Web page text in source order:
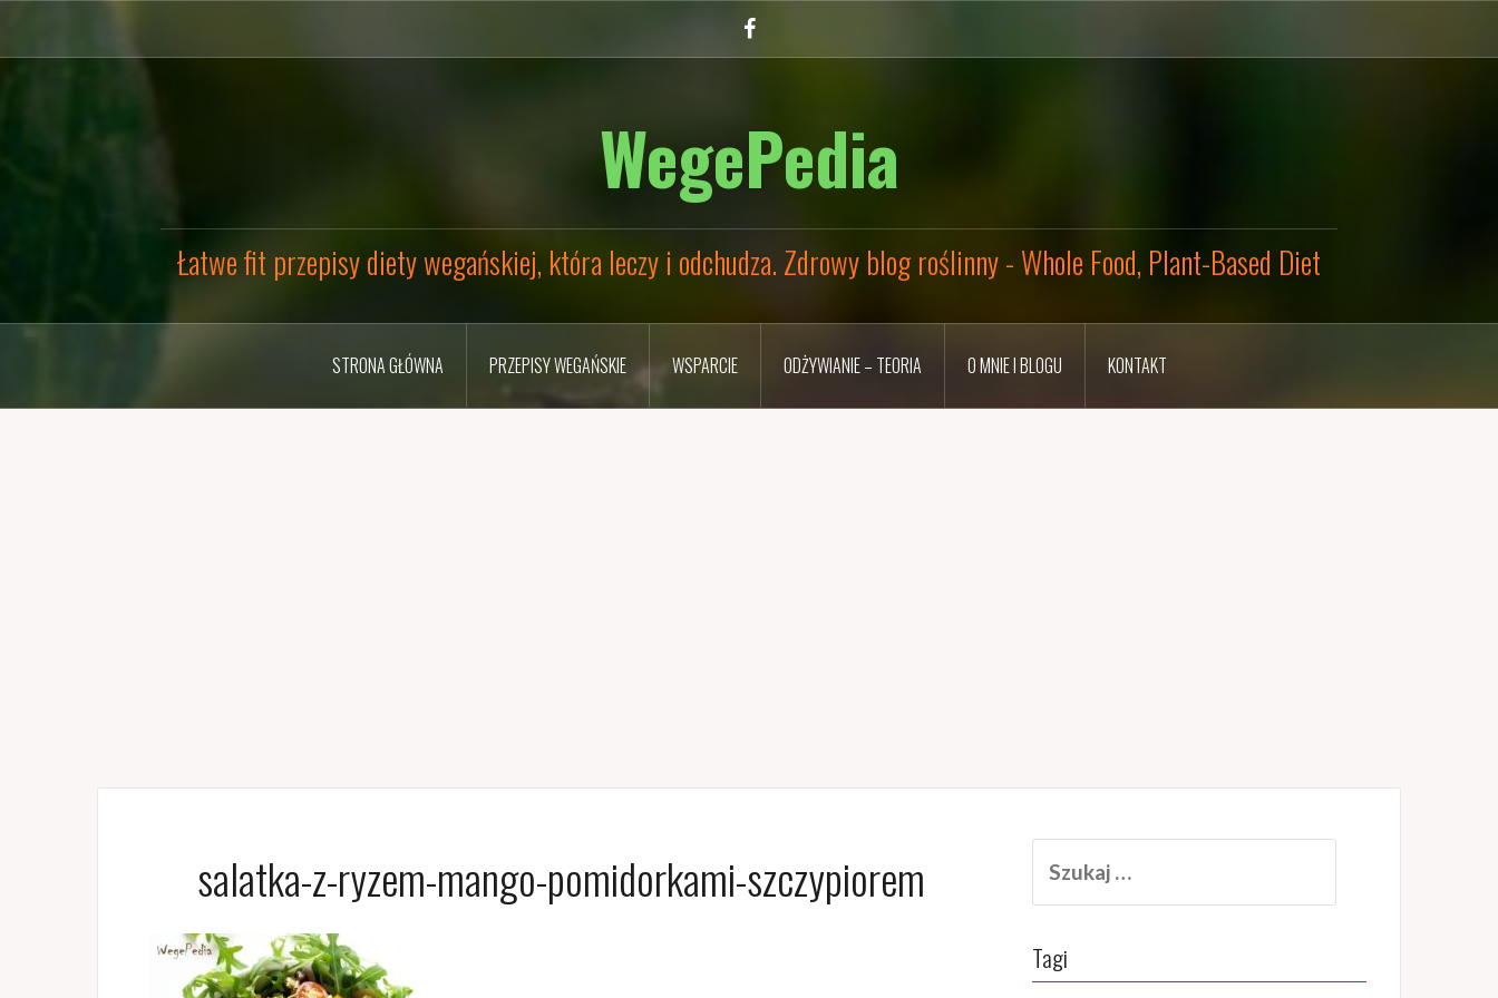
WegePedia
Łatwe fit przepisy diety wegańskiej, która leczy i odchudza. Zdrowy blog roślinny - Whole Food, Plant-Based Diet
STRONA GŁÓWNA PRZEPISY WEGAŃSKIE WSPARCIE ODŻYWIANIE – TEORIA O MNIE I BLOGU KONTAKT
salatka-z-ryzem-mango-pomidorkami-szczypiorem
Tagi